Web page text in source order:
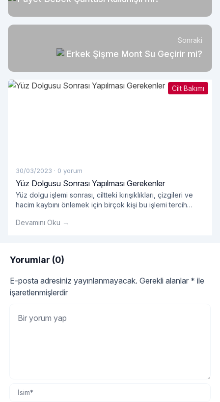
Sonraki
Erkek Şişme Mont Su Geçirir mi?
Cilt Bakımı
30/03/2023 · 0 yorum
Yüz Dolgusu Sonrası Yapılması Gerekenler
Yüz dolgu işlemi sonrası, ciltteki kırışıklıkları, çizgileri ve
hacim kaybını önlemek için birçok kişi bu işlemi tercih
Devamını Oku →
Yorumlar (0)
E-posta adresiniz yayınlanmayacak. Gerekli alanlar * ile
işaretlenmişlerdir